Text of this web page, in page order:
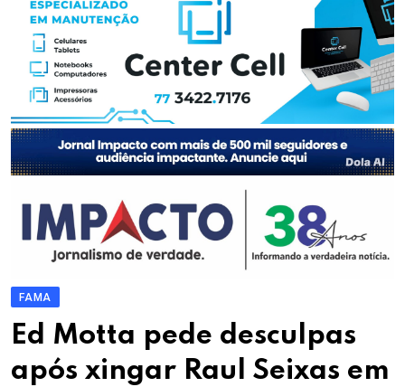
FAMA
Ed Motta pede desculpas
após xingar Raul Seixas em